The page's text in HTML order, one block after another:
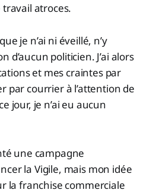
atroces.
je n’ai ni éveillé, n’y
d’aucun politicien. J’ai alors
et mes craintes par
par courrier à l’attention de
jour, je n’ai eu aucun
une campagne
la Vigile, mais mon idée
la franchise commerciale